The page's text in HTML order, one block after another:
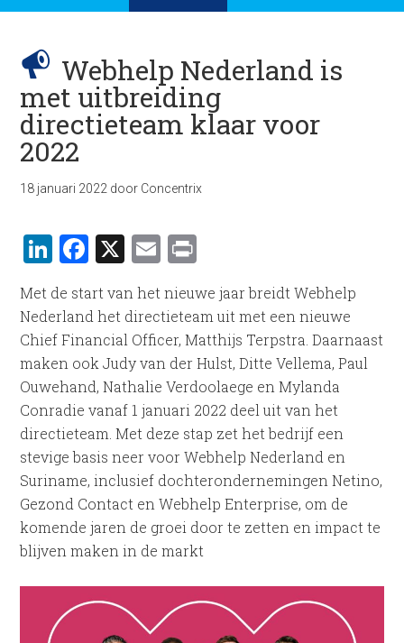
Webhelp Nederland is
met uitbreiding
directieteam klaar voor
2022
18 januari 2022 door Concentrix
LinkedIn
Facebook
X Email
Met de start van het nieuwe jaar breidt Webhelp
Nederland het directieteam uit met een nieuwe
Chief Financial Officer, Matthijs Terpstra. Daarnaast
maken ook Judy van der Hulst, Ditte Vellema, Paul
Ouwehand, Nathalie Verdoolaege en Mylanda
Conradie vanaf 1 januari 2022 deel uit van het
directieteam. Met deze stap zet het bedrijf een
stevige basis neer voor Webhelp Nederland en
Suriname, inclusief dochterondernemingen Netino,
Gezond Contact en Webhelp Enterprise, om de
komende jaren de groei door te zetten en impact te
blijven maken in de markt